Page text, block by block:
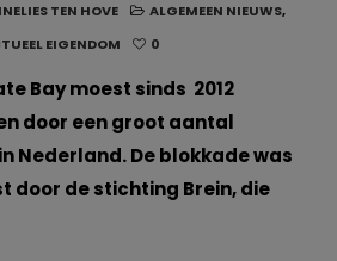
TEN HOVE ALGEMEEN NIEUWS,
EIGENDOM 0
Bay moest sinds 2012
door een groot aantal
Nederland. De blokkade was
door de stichting Brein, die